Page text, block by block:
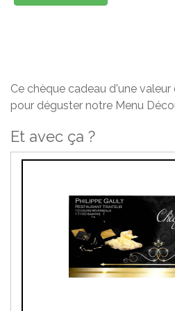
Ce chèque cadeau d'une
pour déguster notre Menu
Et avec ça ?